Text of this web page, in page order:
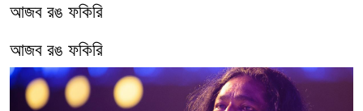
আজব রঙ ফকিরি
আজব রঙ ফকিরি